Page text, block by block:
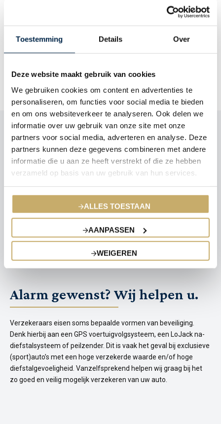
Toestemming Details Over
Deze website maakt gebruik van cookies
We gebruiken cookies om content en advertenties te
personaliseren, om functies voor social media te bieden
en om ons websiteverkeer te analyseren. Ook delen we
informatie over uw gebruik van onze site met onze
partners voor social media, adverteren en analyse. Deze
partners kunnen deze gegevens combineren met andere
informatie die u aan ze heeft verstrekt of die ze hebben
verzameld op basis van uw gebruik van hun services.
ALLES TOESTAAN
AANPASSEN
WEIGEREN
LEES MEER
Nieuwwaarde, dagwaarde of
taxatiewaarde
waarde. U heeft hierbij de keuze uit een verzekering op basis van
nieuwwaarde, dagwaarde of taxatiewaarde. Kiest u een
bent u 24 tot 36 maanden, afhankelijk van het aantal kilometers
of totaalverlies ontvangt u de gehele verzekerde som.
Alarm gewenst? Wij helpen u.
Verzekeraars eisen soms bepaalde vormen van beveiliging.
Denk hierbij aan een GPS voertuigvolgsysteem, een LoJack na-
diefstalsysteem of peilzender. Dit is vaak het geval bij exclusieve
(sport)auto’s met een hoge verzekerde waarde en/of hoge
diefstalgevoeligheid. Vanzelfsprekend helpen wij graag bij het
zo goed en veilig mogelijk verzekeren van uw auto.